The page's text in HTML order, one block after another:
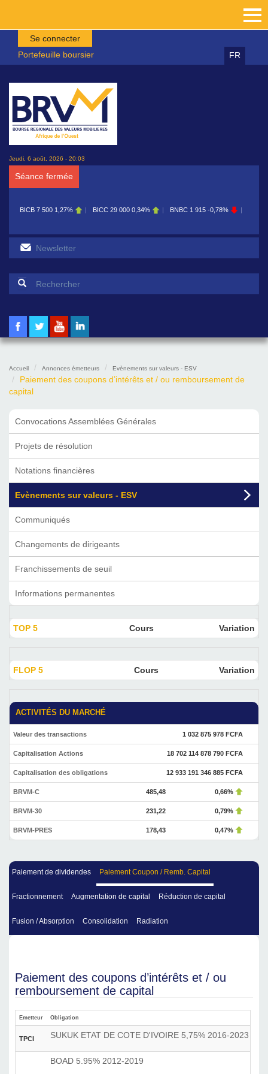
Aller au contenu principal
Se connecter
Portefeuille boursier
FR
Jeudi, 6 août, 2026 - 20:03
Séance fermée
1,27% BICC 29 000 0,34% BNBC 1 915 -0,78% BOAB 8 700
Formulaire de recherche
Accueil Annonces émetteurs Evènements sur valeurs - ESV
Paiement des coupons d’intérêts et / ou remboursement de
capital
Convocations Assemblées Générales
Projets de résolution
Notations financières
Evènements sur valeurs - ESV
Communiqués
Changements de dirigeants
Franchissements de seuil
Informations permanentes
TOP 5 Cours Variation
FLOP 5 Cours Variation
ACTIVITÉS DU MARCHÉ
Valeur des transactions 1 032 875 978 FCFA
Capitalisation Actions 18 702 114 878 790 FCFA
Capitalisation des obligations 12 933 191 346 885 FCFA
BRVM-C 485,48 0,66%
BRVM-30 231,22 0,79%
BRVM-PRES 178,43 0,47%
Paiement de dividendes Paiement Coupon / Remb. Capital
Fractionnement Augmentation de capital Réduction de capital
Fusion / Absorption Consolidation Radiation
Paiement des coupons d’intérêts et / ou
remboursement de capital
Emetteur Obligation
TPCI SUKUK ETAT DE COTE D'IVOIRE 5,75% 2016-2023
BOAD 5.95% 2012-2019